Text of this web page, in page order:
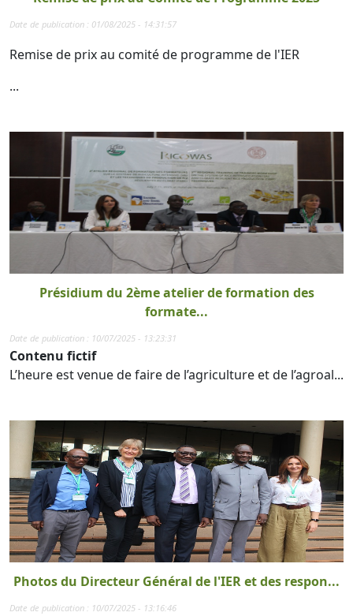
Date de publication : 01/08/2025 - 14:31:57
Remise de prix au comité de programme de l'IER
...
Présidium du 2ème atelier de formation des
formate...
Date de publication : 10/07/2025 - 13:23:31
Contenu fictif
L’heure est venue de faire de l’agriculture et de l’agroal...
Photos du Directeur Général de l'IER et des respon...
Date de publication : 10/07/2025 - 13:16:46